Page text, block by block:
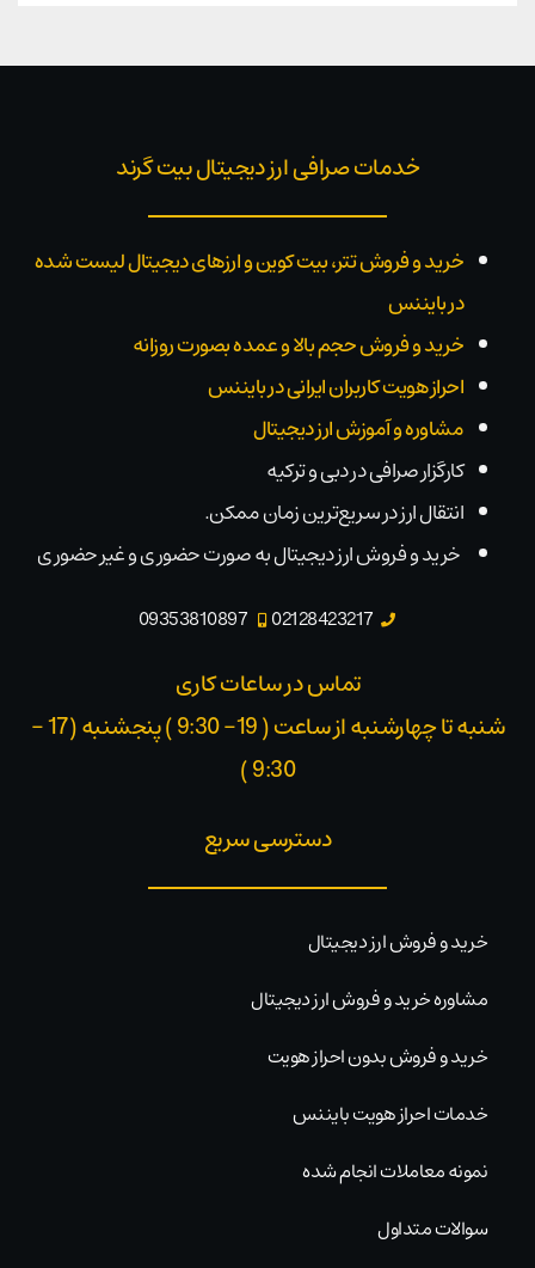
خدمات صرافی ارز دیجیتال بیت گرند
خرید و فروش تتر، بیت کوین و ارزهای دیجیتال لیست شده
در بایننس
خرید و فروش حجم بالا و عمده بصورت روزانه
احراز هویت کاربران ایرانی در بایننس
مشاوره و آموزش ارز دیجیتال
کارگزار صرافی در دبی و ترکیه
انتقال ارز در سریع‌ترین زمان ممکن.
خرید و فروش ارز دیجیتال به صورت حضوری و غیر حضوری
02128423217
09353810897
تماس در ساعات کاری
شنبه تا چهارشنبه از ساعت ( 19- 9:30 ) پنجشنبه (17 -
9:30 )​
دسترسی سریع
خرید و فروش ارز دیجیتال
مشاوره خرید و فروش ارز دیجیتال
خرید و فروش بدون احراز هویت
خدمات احراز هویت بایننس
نمونه معاملات انجام شده
سوالات متداول